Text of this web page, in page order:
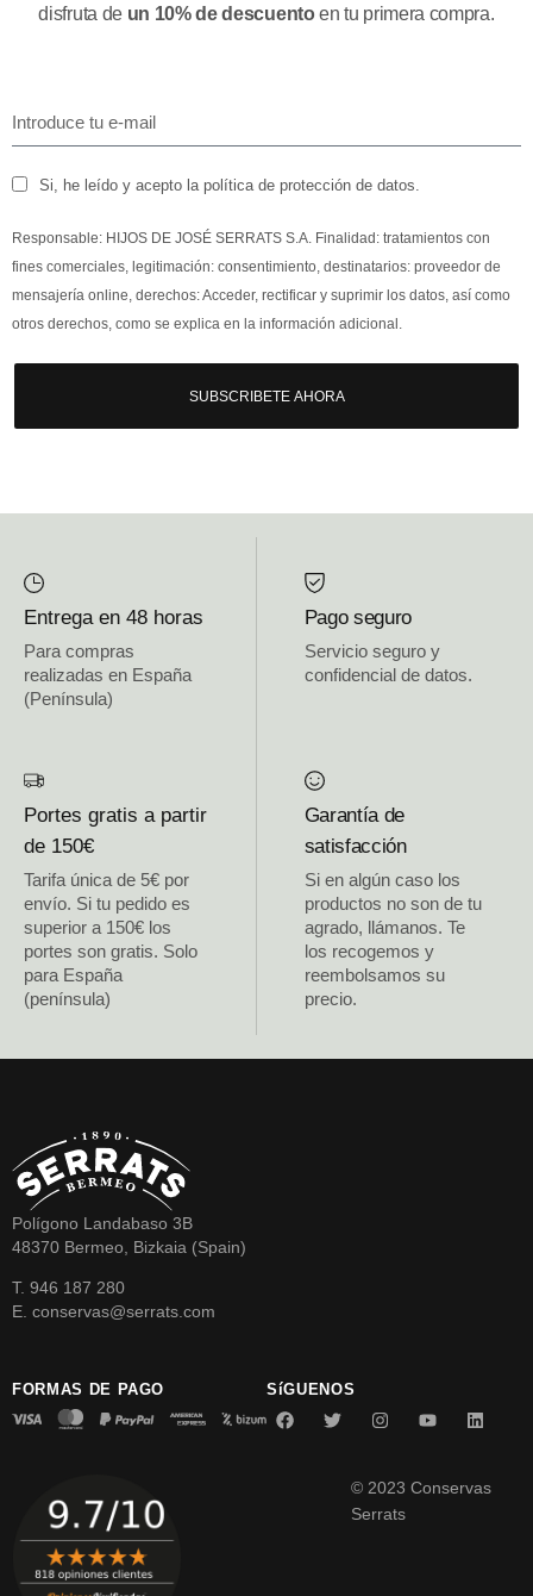
disfruta de un 10% de descuentoen tu primera compra.
Si, he leído y acepto la política de protección de datos.
Responsable: HIJOS DE JOSÉ SERRATS S.A. Finalidad: tratamientos con
fines comerciales, legitimación: consentimiento, destinatarios: proveedor de
mensajería online, derechos: Acceder, rectificar y suprimir los datos, así como
otros derechos, como se explica en la información adicional.
SUBSCRIBETE AHORA
Entrega en 48 horas
Para compras
realizadas en España
(Península)
Pago seguro
Servicio seguro y
confidencial de datos.
Portes gratis a partir
de 150€
Tarifa única de 5€ por
envío. Si tu pedido es
superior a 150€ los
portes son gratis. Solo
para España
(península)
Garantía de
satisfacción
Si en algún caso los
productos no son de tu
agrado, llámanos. Te
los recogemos y
reembolsamos su
precio.
Polígono Landabaso 3B
48370 Bermeo, Bizkaia (Spain)
T. 946 187 280
E. conservas@serrats.com
FORMAS DE PAGO SíGUENOS
© 2023 Conservas
Serrats